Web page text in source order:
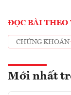
ĐỌC BÀI THEO
CHỨNG KHOÁN
Mới nhất